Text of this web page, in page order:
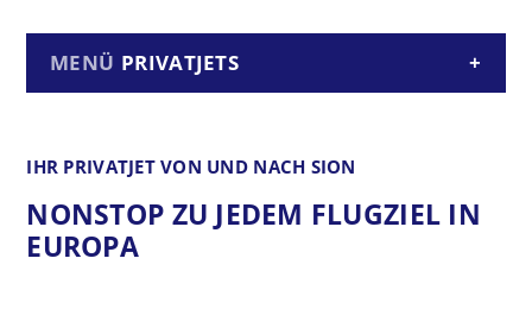
PRIVATJETS
IHR PRIVATJET VON UND NACH SION
NONSTOP ZU JEDEM FLUGZIEL IN
EUROPA